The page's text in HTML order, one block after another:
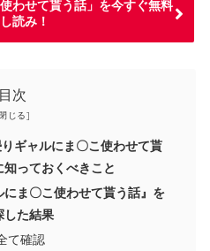
わせて貰う話」を今すぐ無料
読み！
目次
ギャルにま〇こ使わせて貰
っておくべきこと
ま〇こ使わせて貰う話』を
した結果
て確認